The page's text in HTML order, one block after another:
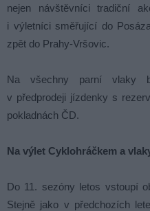
nejen návštěvníci tradiční
i výletníci směřující do
zpět do Prahy-Vršovic.
Na všechny parní vlaky
v předprodeji jízdenky s
pokladnách ČD.
Na výlet Cyklohráčkem a
Do 11. sezóny letos vstoupí
Stejně jako v předchozích